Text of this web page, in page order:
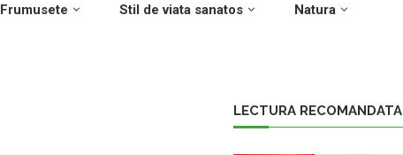
Frumusete Stil de viata sanatos Natura
LECTURA RECOMANDATA